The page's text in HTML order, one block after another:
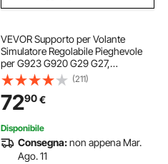
VEVOR Supporto per Volante
Simulatore Regolabile Pieghevole
per G923 G920 G29 G27,
Thrustmaster T300RS TX F458
T500RS T3PA-PRO (F1/GT) Gaming
Cockpit, Simulatore di Pedaliera
(211)
7290€
Disponibile
Consegna:non appena Mar.
Ago. 11